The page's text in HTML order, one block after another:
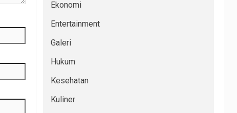
Ekonomi
Entertainment
Galeri
Hukum
Kesehatan
Kuliner